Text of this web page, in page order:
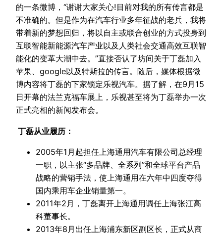
的一条微博，“谢谢大家关心!目前对我的所有传言都是
不准确的。但是作为在汽车行业多年征战的老兵，我将
带着新的梦想回归，将以自主或联合创业的方式投身到
互联智能新能源汽车产业以及人类社会交通高效互联智
能化的变革大潮中去。”直接否认了坊间关于丁磊加入
苹果、google以及特斯拉的传言。随后，媒体根据微
博内容将丁磊的下家锁定乐视汽车。据了解，在9月15
日开幕的法兰克福车展上，乐视甚至将为丁磊举办一次
正式亮相的新闻发布会。
丁磊从业履历：
2005年1月起担任上海通用汽车有限公司总经理
一职，以主张“多品牌、全系列”和全球平台产品
战略的营销手法，使上海通用在六年中四度夺得
国内乘用车企业销量第一。
2011年2月，丁磊离开上海通用调任上海张江高
科董事长。
2013年8月出任上海浦东新区副区长，正式从商